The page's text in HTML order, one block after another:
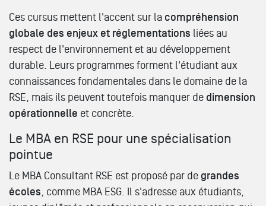
Ces cursus mettent l'accent sur la compréhension
globale des enjeux et réglementations liées au
respect de l'environnement et au développement
durable. Leurs programmes forment l'étudiant aux
connaissances fondamentales dans le domaine de la
RSE, mais ils peuvent toutefois manquer de dimension
opérationnelle et concrète.
Le MBA en RSE pour une spécialisation
pointue
Le MBA Consultant RSE est proposé par de grandes
écoles, comme MBA ESG. Il s'adresse aux étudiants,